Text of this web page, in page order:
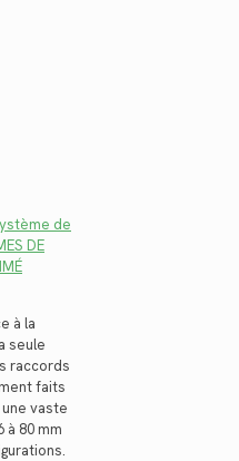
de
DE
à la
seule
raccords
faits
vaste
à 80 mm